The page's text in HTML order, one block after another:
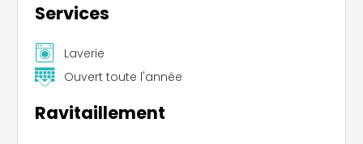
Services
Laverie
Ouvert toute l'année
Ravitaillement